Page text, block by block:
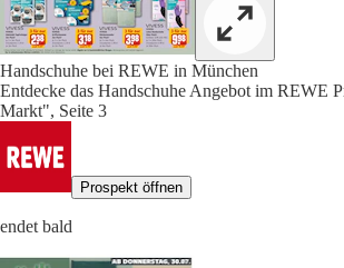
Handschuhe bei REWE in München
Entdecke das Handschuhe Angebot im REWE
Markt", Seite 3
Prospekt öffnen
endet bald